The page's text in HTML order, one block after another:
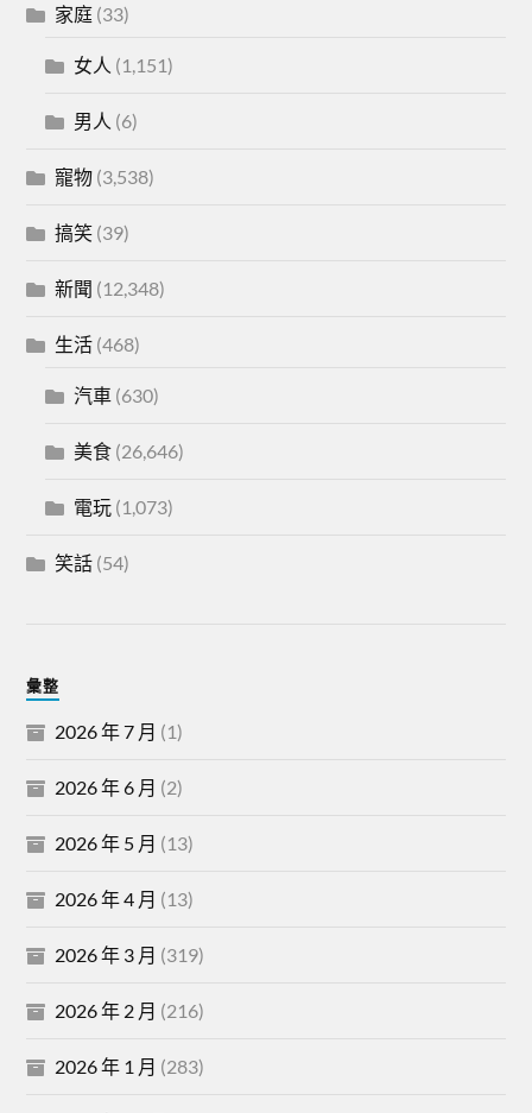
家庭 (33)
女人 (1,151)
男人 (6)
寵物 (3,538)
搞笑 (39)
新聞 (12,348)
生活 (468)
汽車 (630)
美食 (26,646)
電玩 (1,073)
笑話 (54)
彙整
2026 年 7 月 (1)
2026 年 6 月 (2)
2026 年 5 月 (13)
2026 年 4 月 (13)
2026 年 3 月 (319)
2026 年 2 月 (216)
2026 年 1 月 (283)